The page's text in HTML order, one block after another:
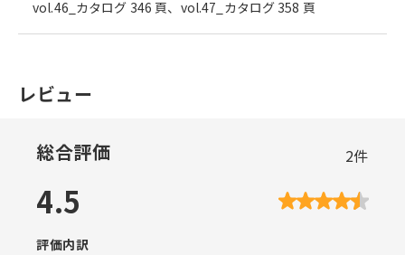
vol.46_カタログ 346 頁、vol.47_カタログ 358 頁
レビュー
総合評価 2件
4.5
評価内訳